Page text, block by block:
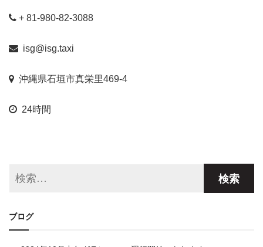
+ 81-980-82-3088
isg@isg.taxi
沖縄県石垣市真栄里469-4
24時間
ブログ